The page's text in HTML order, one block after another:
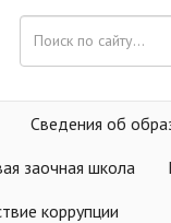
Сведения об
заочная школа
коррупции